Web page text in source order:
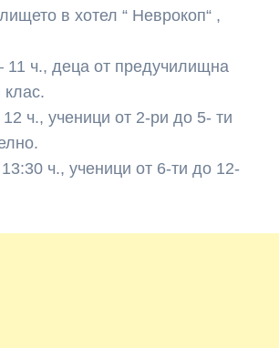
в хотел “ Неврокоп“ ,
11 ч., деца от предучилищна
клас.
ч., ученици от 2-ри до 5- ти
ч., ученици от 6-ти до 12-